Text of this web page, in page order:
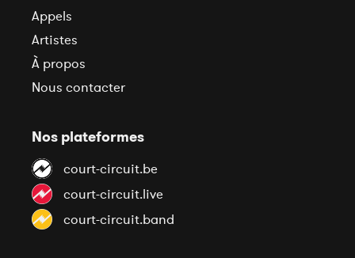
Appels
Artistes
À propos
Nous contacter
Nos plateformes
court-circuit.be
court-circuit.live
court-circuit.band